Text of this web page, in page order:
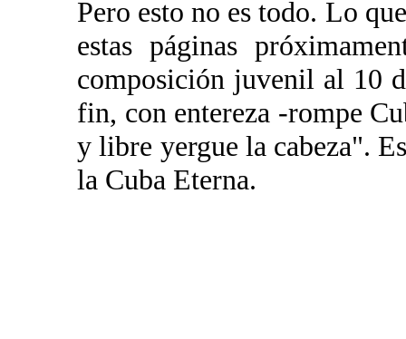
Pero esto no es todo. Lo
estas páginas
composición juvenil al 10
fin, con entereza -rompe
y libre yergue la cabeza".
la Cuba Eterna.